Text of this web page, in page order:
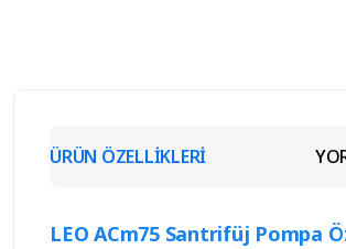
ÜRÜN ÖZELLİKLERİ
LEO ACm75 Santrifüj Pompa